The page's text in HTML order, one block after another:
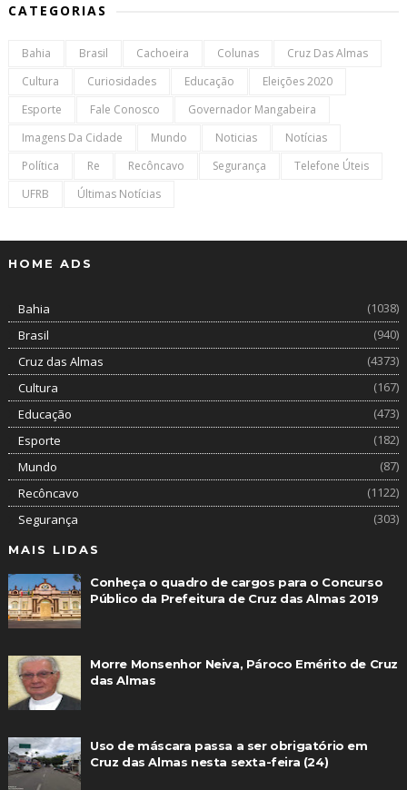
CATEGORIAS
Bahia Brasil Cachoeira Colunas
Cruz Das Almas
Cultura
Curiosidades Educação
Eleições 2020
Esporte
Fale Conosco
Governador Mangabeira
Imagens Da Cidade
Mundo Noticias
Notícias
Política
Re Recôncavo Segurança
Telefone Úteis
UFRB
Últimas Notícias
HOME ADS
Bahia
(1038)
Brasil
(940)
Cruz das Almas
(4373)
Cultura
(167)
Educação
(473)
Esporte
(182)
Mundo
(87)
Recôncavo
(1122)
Segurança
(303)
MAIS LIDAS
Conheça o quadro de cargos para o Concurso
Público da Prefeitura de Cruz das Almas 2019
Morre Monsenhor Neiva, Pároco Emérito de Cruz
das Almas
Uso de máscara passa a ser obrigatório em
Cruz das Almas nesta sexta-feira (24)